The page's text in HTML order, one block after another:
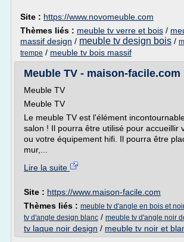
Site : https://www.novomeuble.com
Thèmes liés : meuble tv verre et bois /
massif design / meuble tv design bois /
trempe / meuble tv bois massif
Meuble TV - maison-facile.com
Meuble TV
Meuble TV
Le meuble TV est l'élément
salon ! Il pourra être utilisé pour accueillir
ou votre équipement hifi. Il pourra être
mur,...
Lire la suite
Site : https://www.maison-facile.com
Thèmes liés : meuble tv d'angle en bois et
tv d'angle design blanc / meuble tv d'angle noir
tv laque noir design / meuble tv noir et